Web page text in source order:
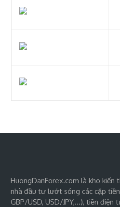
HuongDanForex.com là kho kiến
nhà đầu tư lướt sóng các cặp
GBP/USD, USD/JPY,…), tiền điện